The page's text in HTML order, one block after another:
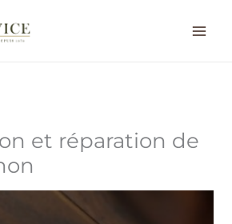
et réparation de